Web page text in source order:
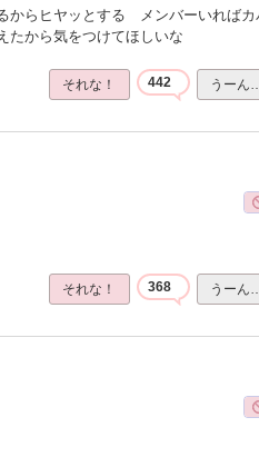
からヒヤッとする メンバーいればカ
たから気をつけてほしいな
それな！ 442 うーん
それな！ 368 うーん